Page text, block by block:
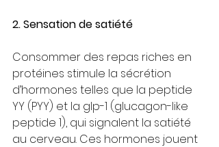
2. Sensation de satiété
Consommer des repas riches en
protéines stimule la sécrétion
d’hormones telles que la peptide
YY (PYY) et la glp-1 (glucagon-like
peptide 1), qui signalent la satiété
au cerveau. Ces hormones jouent